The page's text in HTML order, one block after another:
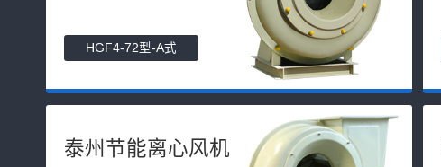
HGF4-72型-A式
泰州节能离心风机